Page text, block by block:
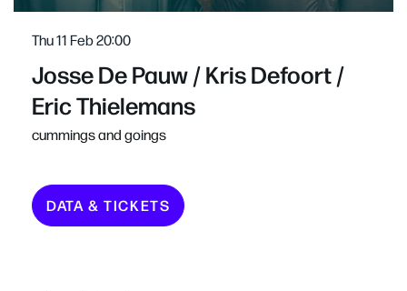
Josse De Pauw / Kris Defoort /
Eric Thielemans
cummings and goings
Thu 11 Feb20:00
DATA & TICKETS